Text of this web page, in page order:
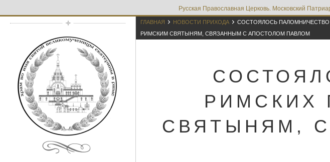
Русская Православная Церковь. Московский
ГЛАВНАЯ  НОВОСТИ ПРИХОДА  СОСТОЯЛОСЬ ПАЛОМНИЧЕСТВО
РИМСКИМ СВЯТЫНЯМ, СВЯЗАННЫМ С АПОСТОЛОМ ПАВЛОМ
РИМСКИХ
СВЯТЫНЯМ,